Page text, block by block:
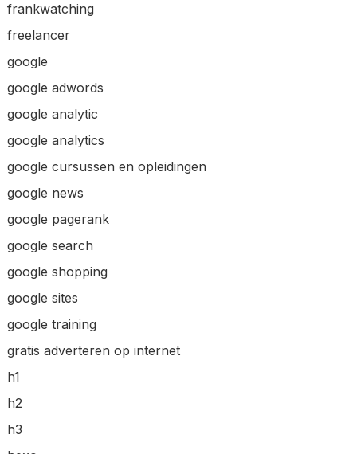
frankwatching
freelancer
google
google adwords
google analytic
google analytics
google cursussen en opleidingen
google news
google pagerank
google search
google shopping
google sites
google training
gratis adverteren op internet
h1
h2
h3